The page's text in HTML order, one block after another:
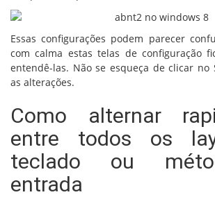
Essas configurações podem parecer
com calma estas telas de configuração
entendê-las. Não se esqueça de clicar no
as alterações.
Como alternar
entre todos os
teclado ou
entrada